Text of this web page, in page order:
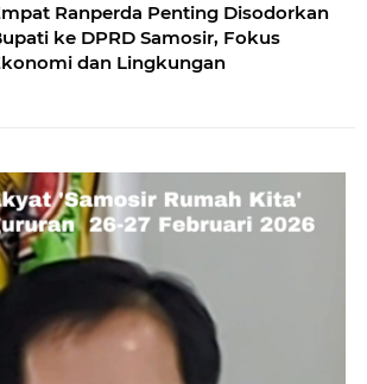
Ranperda Penting Disodorkan
ke DPRD Samosir, Fokus
dan Lingkungan